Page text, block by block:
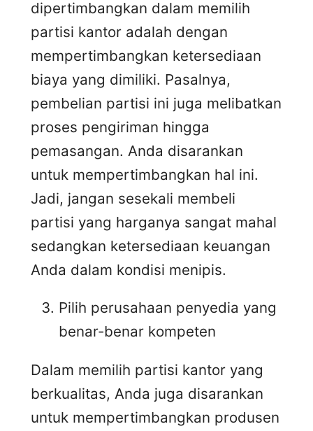
dipertimbangkan dalam memilih
partisi kantor adalah dengan
mempertimbangkan ketersediaan
biaya yang dimiliki. Pasalnya,
pembelian partisi ini juga melibatkan
proses pengiriman hingga
pemasangan. Anda disarankan
untuk mempertimbangkan hal ini.
Jadi, jangan sesekali membeli
partisi yang harganya sangat mahal
sedangkan ketersediaan keuangan
Anda dalam kondisi menipis.
Pilih perusahaan penyedia yang
benar-benar kompeten
Dalam memilih partisi kantor yang
berkualitas, Anda juga disarankan
untuk mempertimbangkan produsen